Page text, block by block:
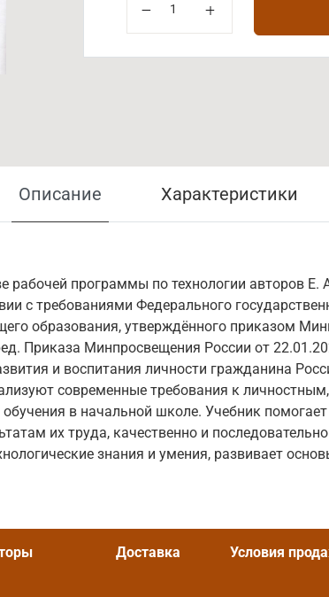
Описание Характеристики
рабочей программы по технологии авторов Е.
с требованиями Федерального
образования, утверждённого приказом
Приказа Минпросвещения России от
и воспитания личности гражданина
современные требования к
в начальной школе. Учебник
их труда, качественно и
знания и умения, развивает
Доставка Условия